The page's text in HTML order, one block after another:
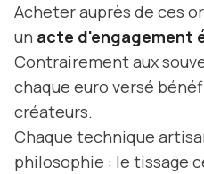
Acheter auprès de ces
un acte d'engagement
Contrairement aux
chaque euro versé
créateurs.
Chaque technique
philosophie : le tissage